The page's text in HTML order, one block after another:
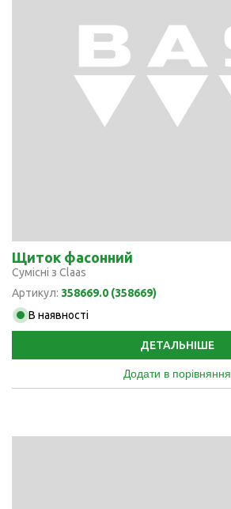
Щиток фасонний
Сумісні з Claas
Артикул: 358669.0 (358669)
В наявності
ДЕТАЛЬНІШЕ
Додати в порівняння